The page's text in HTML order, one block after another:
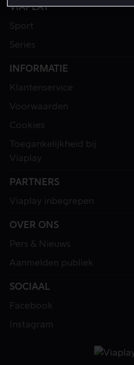
VIAPLAY
Sport
Series
INFORMATIE
Klantenservice
Voorwaarden
Cookies
Toegankelijkheid bij
Viaplay
PARTNERS
Viaplay inbegrepen
OVER ONS
Pers & Nieuws
Aanmelden publiek
SOCIAAL
Facebook
Instagram